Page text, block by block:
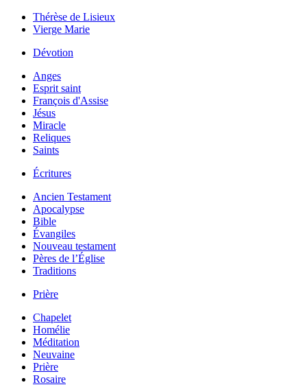
Thérèse de Lisieux
Vierge Marie
Dévotion
Anges
Esprit saint
François d'Assise
Jésus
Miracle
Reliques
Saints
Écritures
Ancien Testament
Apocalypse
Bible
Évangiles
Nouveau testament
Pères de l’Église
Traditions
Prière
Chapelet
Homélie
Méditation
Neuvaine
Prière
Rosaire